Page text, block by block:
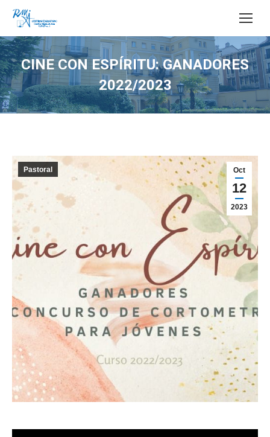
Buscar:
CINE CON ESPÍRITU: GANADORES
2022/2023
Estás aquí:
Oct
12
2023
Pastoral